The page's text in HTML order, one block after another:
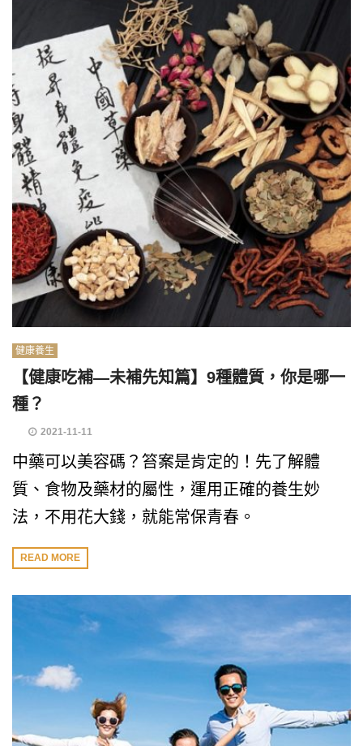
健康養生
【健康吃補—未補先知篇】9種體質，你是哪一
種？
2021-11-11
中藥可以美容碼？笞案是肯定的！先了解體
質、食物及藥材的屬性，運用正確的養生妙
法，不用花大錢，就能常保青春。
READ MORE